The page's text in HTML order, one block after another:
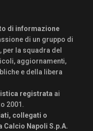
di informazione
di un gruppo di
la squadra del
aggiornamenti,
e della libera
registrata ai
2001.
collegati o
Napoli S.p.A.